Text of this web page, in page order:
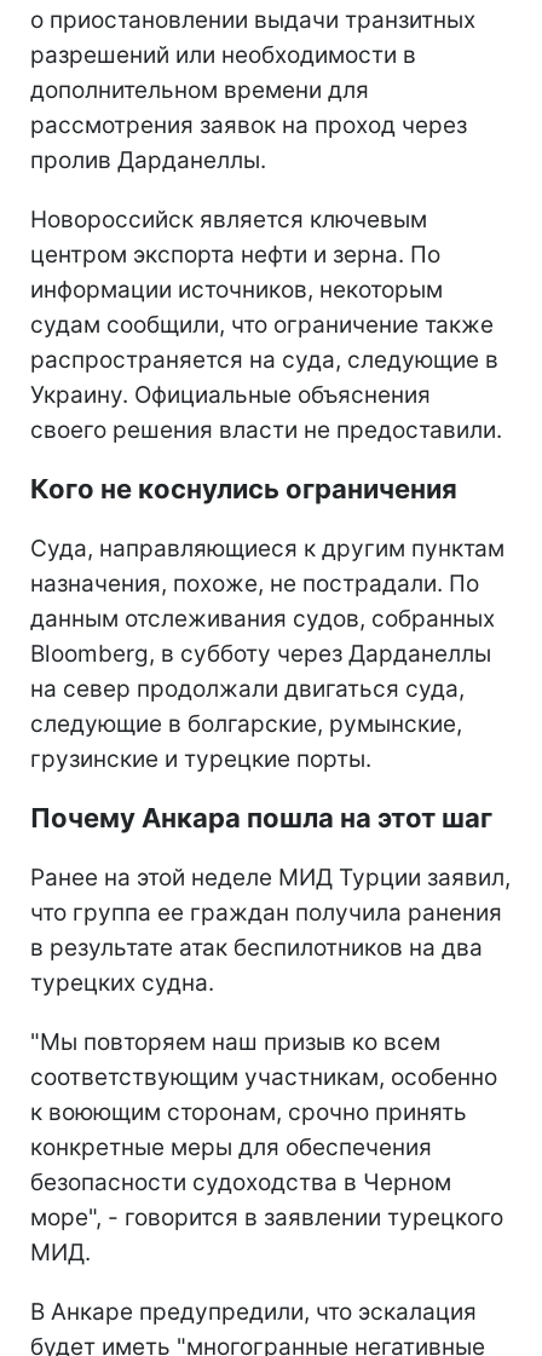
о приостановлении выдачи транзитных
разрешений или необходимости в
дополнительном времени для
рассмотрения заявок на проход через
пролив Дарданеллы.
Новороссийск является ключевым
центром экспорта нефти и зерна. По
информации источников, некоторым
судам сообщили, что ограничение также
распространяется на суда, следующие в
Украину. Официальные объяснения
своего решения власти не предоставили.
Кого не коснулись ограничения
Суда, направляющиеся к другим пунктам
назначения, похоже, не пострадали. По
данным отслеживания судов, собранных
Bloomberg, в субботу через Дарданеллы
на север продолжали двигаться суда,
следующие в болгарские, румынские,
грузинские и турецкие порты.
Почему Анкара пошла на этот шаг
Ранее на этой неделе МИД Турции заявил,
что группа ее граждан получила ранения
в результате атак беспилотников на два
турецких судна.
"Мы повторяем наш призыв ко всем
соответствующим участникам, особенно
к воюющим сторонам, срочно принять
конкретные меры для обеспечения
безопасности судоходства в Черном
море", - говорится в заявлении турецкого
МИД.
В Анкаре предупредили, что эскалация
будет иметь "многогранные негативные